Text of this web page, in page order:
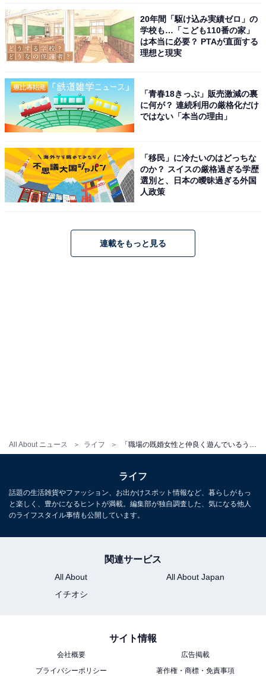
All About ニュース ライフ
ンドしてしまったという声も。
コロナ禍とダイエットは、相性が悪いですよね。来年こ
そは……！
すぎたことによりインターネット通販で中古ゲームと中
女性）」「ショッピングモールに行くたびに何度もガチ
ャを回して、結局欲しかったものが出てこなかったけど
諦めきれず、ついオークションでコンプリートセットを
さらには「投資信託で30万損してしまいました。夫には
たこと（30代・女性）」といった夫婦関係＆お金や、
「自分のことにはお金をかけてしまって、ごめんなさ
い。ダイエットに15万かけました（40代・女性）」とい
20年間「駆け込み実績ゼロ」の
学校も…「こども110番の家」
は本当に必要？ PTAが直面する
理想と現実
「青春18きっぷ」販売激減の裏
に何が？ 連続利用の厳格化だけ
ではない「本当の理由」
「移民」に冷たいのはどっちな
のか？ スイスの厳格過ぎる学歴
選別と、日本の曖昧過ぎる外国
人政策
連載をもっと見る
ライフ
話題の生活雑貨やファッション、お出かけスポット情報など、暮らしがもっ
と楽しく、豊かになるヒントが満載。編集部が独自調査した、気になる他人
のライフスタイル事情も公開しています。
関連サービス
All About
All About Japan
イチオシ
サイト情報
会社概要
広告掲載
プライバシーポリシー
著作権・商標・免責事項